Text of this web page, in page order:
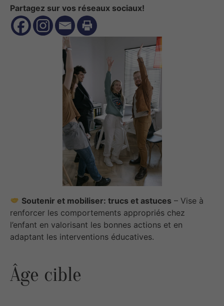
Partagez sur vos réseaux sociaux!
Soutenir et mobiliser: trucs et astuces – Vise à
renforcer les comportements appropriés chez
l’enfant en valorisant les bonnes actions et en
adaptant les interventions éducatives.
Âge cible